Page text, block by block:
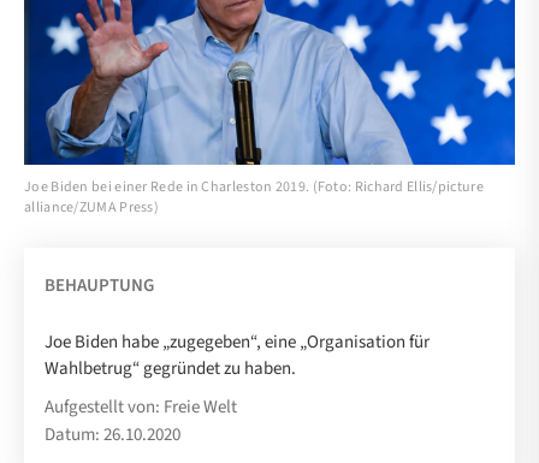
Joe Biden bei einer Rede in Charleston 2019. (Foto: Richard Ellis/picture
alliance/ZUMA Press)
BEHAUPTUNG
Joe Biden habe „zugegeben“, eine „Organisation für
Wahlbetrug“ gegründet zu haben.
Aufgestellt von: Freie Welt
Datum: 26.10.2020